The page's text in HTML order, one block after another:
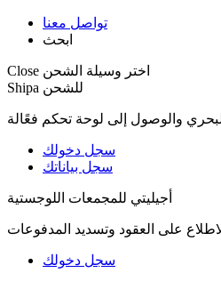
تواصل معنا
ابحث
Close اختر وسيلة الشحن
Shipa للشحن
والوصول إلى لوحة تحكم فعًالة
سجل دخولك
سجل بياناتك
أجيليتي للمجمعات اللوجستية
سجل دخولك